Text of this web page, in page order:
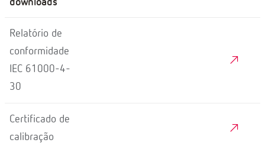
downloads
Relatório de
conformidade
IEC 61000-4-
30
Certificado de
calibração